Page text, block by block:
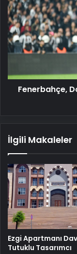
Dominik
Livakovic'in
bonservisini
belirledi
Fenerbahçe,
İlgili Makaleler
Ezgi Apartmanı
Tutuklu Tasarımcı